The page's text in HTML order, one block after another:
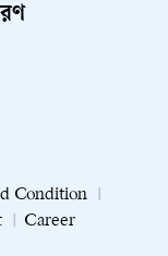
Condition
Career